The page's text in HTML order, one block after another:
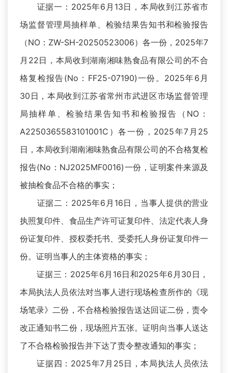
证据一：2025年6月13日，本局收到江苏省市
场监督管理局抽样单、检验结果告知书和检验报告
（NO：ZW-SH-20250523006）各一份，2025年7
月22日，本局收到湖南湘味熟食品有限公司的不合
格复检报告(No：FF25-07190)一份。2025年6月
30日，本局收到江苏省常州市武进区市场监督管理
局抽样单、检验结果告知书和检验报告（NO：
A2250365583101001C）各一份，2025年7月25
日，本局收到湖南湘味熟食品有限公司的不合格复检
报告(No：NJ2025MF0016)一份，证明案件来源及
被抽检食品不合格的事实；
证据二：2025年6月16日，当事人提供的营业
执照复印件、食品生产许可证复印件、法定代表人身
份证复印件、授权委托书、受委托人身份证复印件一
份。证明当事人的主体资格的事实；
证据三：2025年6月16日和2025年6月30日，
本局执法人员依法对当事人进行现场检查所作的《现
场笔录》二份，不合格检验报告送达回证二份，责令
改正通知书二份，现场照片五张。证明向当事人送达
了不合格检验报告并下达了责令整改通知的事实；
证据四：2025年7月25日，本局执法人员依法